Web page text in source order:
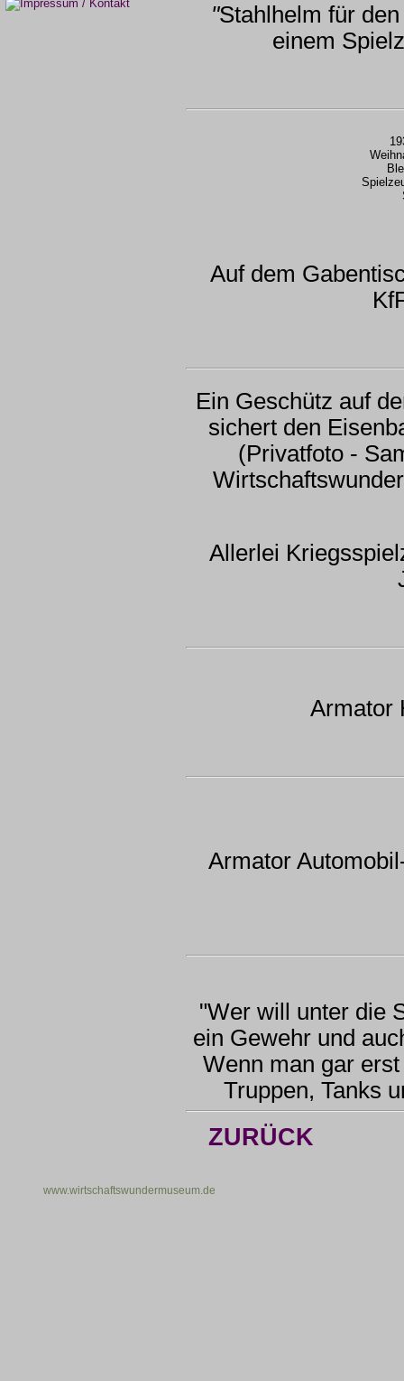
"Stahlhelm für
einem
Auf dem
Ein Geschütz auf
sichert den
(Privatfoto -
Allerlei
Armator
Armator
"Wer will unter die
ein Gewehr und
Wenn man gar
Truppen, Tanks
ZURÜCK
www.wirtschaftswundermuseum.de